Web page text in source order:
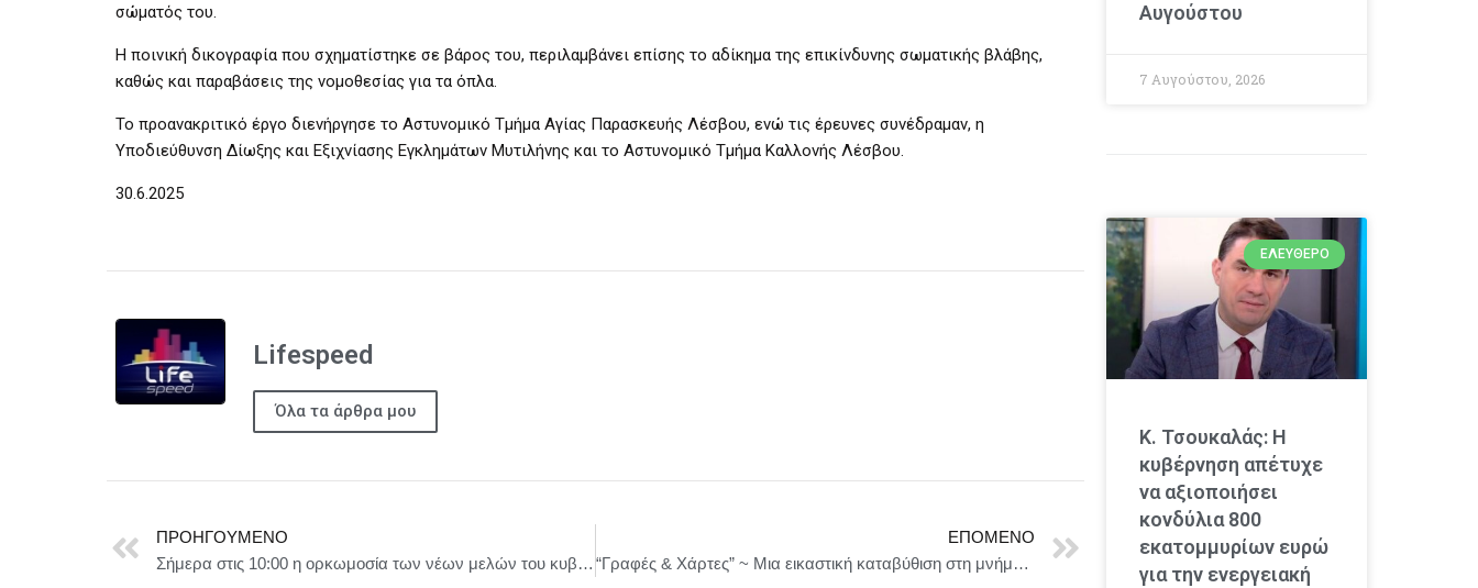
σώματός του.
Η ποινική δικογραφία που σχηματίστηκε σε βάρος του, περιλαμβάνει επίσης το αδίκημα της επικίνδυνης σωματικής βλάβης,
καθώς και παραβάσεις της νομοθεσίας για τα όπλα.
Το προανακριτικό έργο διενήργησε το Αστυνομικό Τμήμα Αγίας Παρασκευής Λέσβου, ενώ τις έρευνες συνέδραμαν, η
Υποδιεύθυνση Δίωξης και Εξιχνίασης Εγκλημάτων Μυτιλήνης και το Αστυνομικό Τμήμα Καλλονής Λέσβου.
30.6.2025
Lifespeed
Όλα τα άρθρα μου
ΠΡΟΗΓΟΎΜΕΝΟ
Σήμερα στις 10:00 η ορκωμοσία των νέων μελών του κυβερνητικού σχήματος
ΕΠΌΜΕΝΟ
“Γραφές & Χάρτες” ~ Μια εικαστική καταβύθιση στη μνήμη | Η νέα έκθεση της Βάσως Τρίγκα στο Ιστορικό Αρχείο – Μουσείο Ύδρας από 6 Σεπτεμβρίου
Αυγούστου
7 Αυγούστου, 2026
ΕΛΕΎΘΕΡΟ
Κ. Τσουκαλάς: Η
κυβέρνηση απέτυχε
να αξιοποιήσει
κονδύλια 800
εκατομμυρίων ευρώ
για την ενεργειακή